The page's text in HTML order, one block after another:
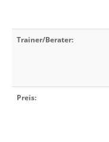
Trainer/Berater:
Preis: